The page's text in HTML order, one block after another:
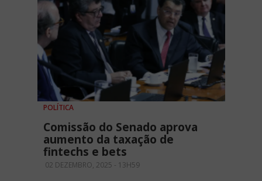
POLÍTICA
Comissão do Senado aprova
aumento da taxação de
fintechs e bets
02 DEZEMBRO, 2025 - 13H59